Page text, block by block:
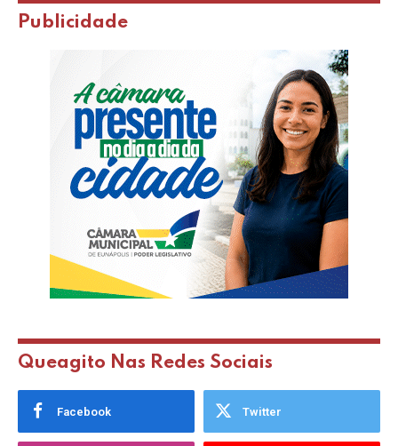
Publicidade
Queagito Nas Redes Sociais
Facebook Twitter